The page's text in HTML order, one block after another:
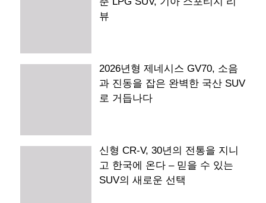
뷰
2026년형 제네시스 GV70, 소음
과 진동을 잡은 완벽한 국산 SUV
로 거듭나다
신형 CR-V, 30년의 전통을 지니
고 한국에 온다 – 믿을 수 있는
SUV의 새로운 선택